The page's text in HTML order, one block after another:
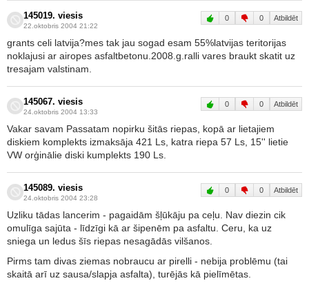
145019. viesis
22.oktobris 2004 21:22
0 0 Atbildēt
grants celi latvija?mes tak jau sogad esam 55%latvijas teritorijas
noklajusi ar airopes asfaltbetonu.2008.g.ralli vares braukt skatit uz
tresajam valstinam.
145067. viesis
24.oktobris 2004 13:33
0 0 Atbildēt
Vakar savam Passatam nopirku šitās riepas, kopā ar lietajiem
diskiem komplekts izmaksāja 421 Ls, katra riepa 57 Ls, 15'' lietie
VW orģinālie diski kumplekts 190 Ls.
145089. viesis
24.oktobris 2004 23:28
0 0 Atbildēt
Uzliku tādas lancerim - pagaidām šļūkāju pa ceļu. Nav diezin cik
omulīga sajūta - līdzīgi kā ar šipenēm pa asfaltu. Ceru, ka uz
sniega un ledus šīs riepas nesagādās vilšanos.
Pirms tam divas ziemas nobraucu ar pirelli - nebija problēmu (tai
skaitā arī uz sausa/slapja asfalta), turējās kā pielīmētas.